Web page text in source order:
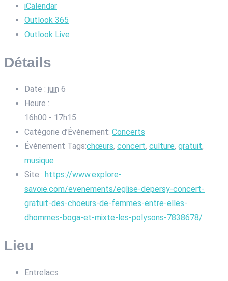
iCalendar
Outlook 365
Outlook Live
Détails
Date : juin 6
Heure :
16h00 - 17h15
Catégorie d’Événement: Concerts
Événement Tags:chœurs, concert, culture, gratuit,
musique
Site : https://www.explore-
savoie.com/evenements/eglise-depersy-concert-
gratuit-des-choeurs-de-femmes-entre-elles-
dhommes-boga-et-mixte-les-polysons-7838678/
Lieu
Entrelacs